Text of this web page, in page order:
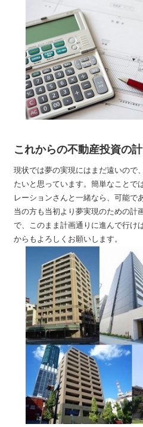
これからの不動産投資の
現状では夢の実現にはまだ遠いので
たいと思っています。簡単なことで
レーションさんと一緒なら、可能で
当の方も当初より夢実現のための計
で、このまま計画通りに進んで行け
からもよろしくお願いします。